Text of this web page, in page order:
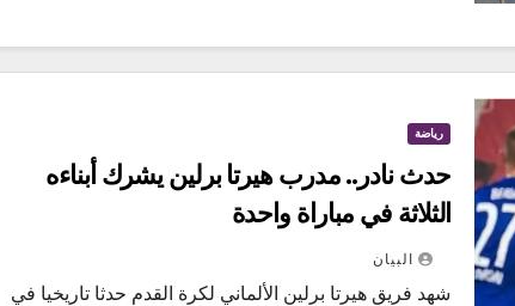
رياضة
حدث نادر.. مدرب هيرتا برلين يشرك أبناءه
الثلاثة في مباراة واحدة
البيان
شهد فريق هيرتا برلين الألماني لكرة القدم حدثا تاريخيا في